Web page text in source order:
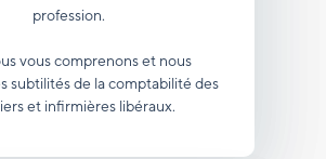
profession.
vous comprenons et nous
subtilités de la comptabilité des
et infirmières libéraux.